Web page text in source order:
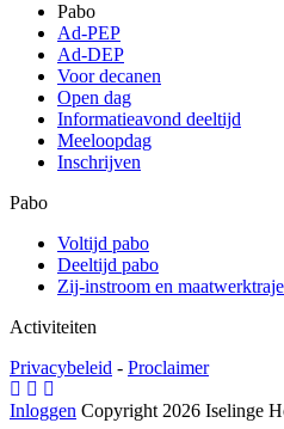
Pabo
Ad-PEP
Ad-DEP
Voor decanen
Open dag
Informatieavond deeltijd
Meeloopdag
Inschrijven
Pabo
Voltijd pabo
Deeltijd pabo
Zij-instroom en
Activiteiten
Privacybeleid - Proclaimer
Inloggen Copyright 2026 Iselinge